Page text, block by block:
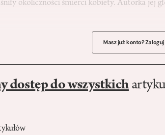
okoliczności śmierci kobiety. Autorka jej
Masz już konto?
dostęp do wszystkich